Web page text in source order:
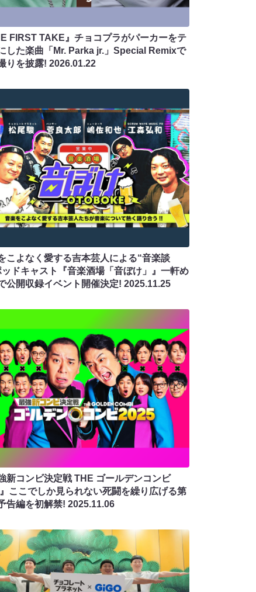
FIRST TAKE』チョコプラがパーカーをテ
した楽曲「Mr. Parka jr.」Special Remixで
りを披露! 2026.01.22
こよなく愛する吉本芸人による“音楽談
ッドキャスト『音楽酒場「音ぼけ」』一軒め
公開収録イベント開催決定! 2025.11.25
新コンビ決定戦 THE ゴールデンコンビ
ここでしか見られない死闘を繰り広げる第
告編を初解禁! 2025.11.06